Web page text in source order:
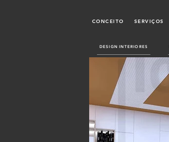
CONCEITO SERVIÇOS
DESIGN INTERIORES